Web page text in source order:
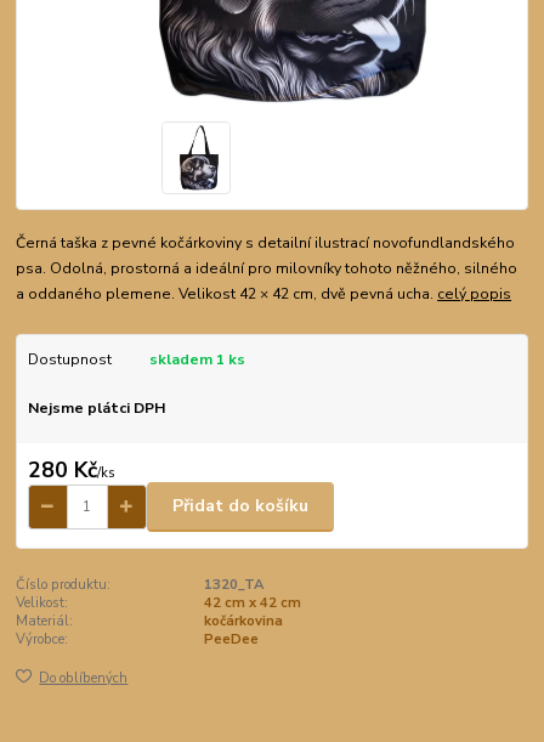
Černá taška z pevné kočárkoviny s detailní ilustrací novofundlandského
psa. Odolná, prostorná a ideální pro milovníky tohoto něžného, silného
a oddaného plemene. Velikost 42 × 42 cm, dvě pevná ucha. celý popis
Dostupnost skladem 1 ks
Nejsme plátci DPH
280 Kč/ks
Přidat do košíku
Číslo produktu:
1320_TA
Velikost:
42 cm x 42 cm
Materiál:
kočárkovina
Výrobce:
PeeDee
Do oblíbených